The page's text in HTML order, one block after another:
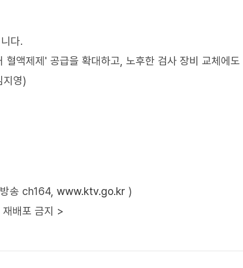
다.
혈액제제' 공급을 확대하고, 노후한 검사 장비 교체에
지영)
송 ch164, www.ktv.go.kr )
배포 금지 >